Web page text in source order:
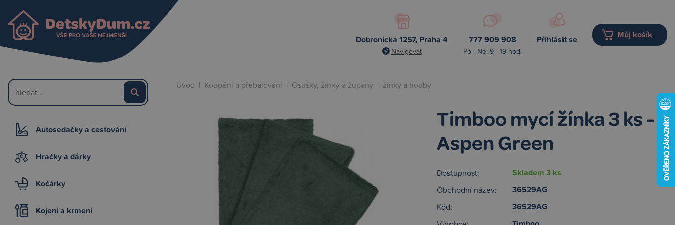
Dobronická 1257, Praha 4
Navigovat
777 909 908
Po - Ne: 9 - 19 hod.
Přihlásit se Můj košík
Autosedačky a cestování
Hračky a dárky
Kočárky
Kojení a krmení
Úvod | Koupání a přebalování | Osušky, žínky a župany | žínky a houby
Timboo mycí žínka 3 ks -
Aspen Green
Dostupnost: Skladem 3 ks
Obchodní název: 36529AG
Kód: 36529AG